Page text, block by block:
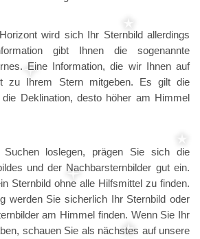
wird sich Ihr Sternbild allerdings
gibt Ihnen die sogenannte
Eine Information, die wir Ihnen auf
zu Ihrem Stern mitgeben. Es gilt die
Deklination, desto höher am Himmel
loslegen, prägen Sie sich die
und der Nachbarsternbilder gut ein.
Sternbild ohne alle Hilfsmittel zu finden.
werden Sie sicherlich Ihr Sternbild oder
am Himmel finden. Wenn Sie Ihr
schauen Sie als nächstes auf unsere